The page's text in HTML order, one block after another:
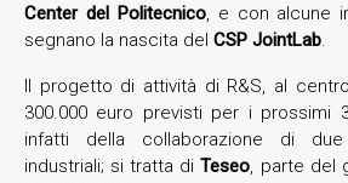
Center del Politecnico, e con alcune
segnano la nascita del CSP JointLab.
Il progetto di attività di R&S, al
300.000 euro previsti per i prossimi
infatti della collaborazione di
industriali; si tratta diTeseo, parte del